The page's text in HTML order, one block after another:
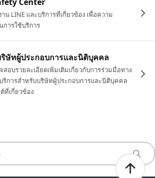
น LINE และบริการที่เกี่ยวข้อง เพื่อความ
การใช้บริการ
ษัทผู้ประกอบการและนิติบุคคล
อบรายละเอียดเพิ่มเติมเกี่ยวกับการร่วมมือทาง
ริการสำหรับบริษัทผู้ประกอบการและนิติบุคคล
ที่เกี่ยวข้อง